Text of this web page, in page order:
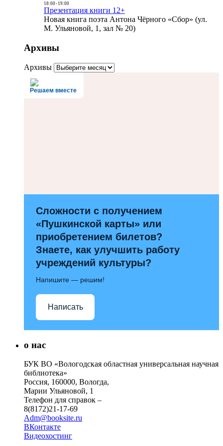
18:00- 19:00
Презентация книги 12+
Новая книга поэта Антона Чёрного «Сбор» (ул.
М. Ульяновой, 1, зал № 20)
Архивы
Архивы
Решаем вместе
Сложности с получением
«Пушкинской карты» или
приобретением билетов?
Знаете, как улучшить работу
учреждений культуры?
Напишите — решим!
Написать
о нас
БУК ВО «Вологодская областная универсальная научная
библиотека»
Россия, 160000, Вологда,
Марии Ульяновой, 1
Телефон для справок –
8(8172)21-17-69
Adm@booksite.ru
ВКонтакте
Видеохостинг